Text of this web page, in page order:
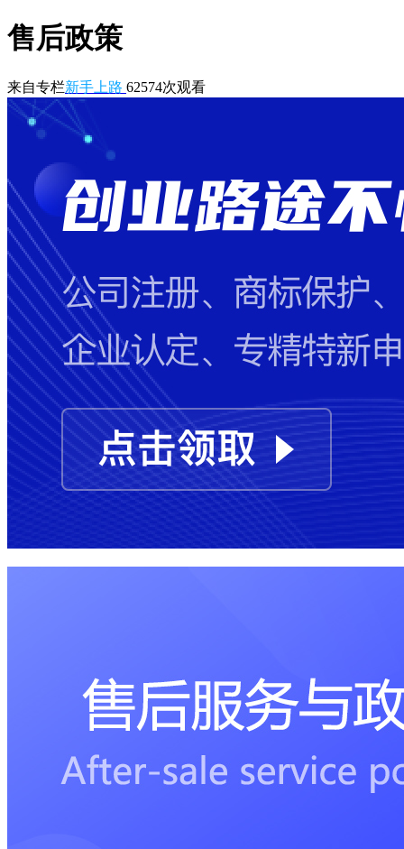
售后政策
来自专栏新手上路 62574次观看